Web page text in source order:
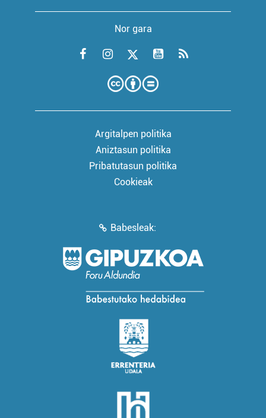
Nor gara
Argitalpen politika
Aniztasun politika
Pribatutasun politika
Cookieak
Babesleak: